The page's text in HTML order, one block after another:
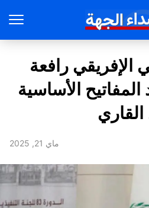
الإفريقي رافعة
الأساسية
ماي 21, 2025